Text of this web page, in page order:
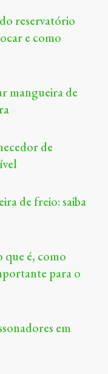
reservatório
e como
mangueira de
de
de freio: saiba
é, como
para o
em